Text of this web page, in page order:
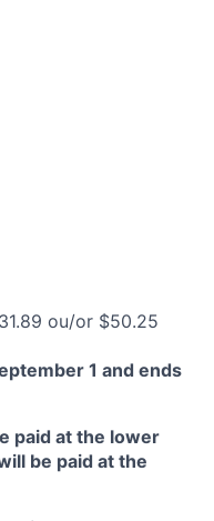
ou/or $50.25
1 and ends
paid at the lower
be paid at the